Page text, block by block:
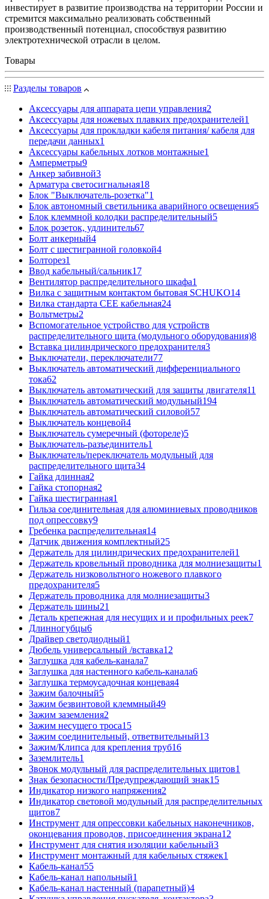
инвестирует в развитие производства на территории России и
стремится максимально реализовать собственный
производственный потенциал, способствуя развитию
электротехнической отрасли в целом.
Товары
Разделы товаров
Аксессуары для аппарата цепи управления2
Аксессуары для ножевых плавких предохранителей1
Аксессуары для прокладки кабеля питания/ кабеля для
передачи данных1
Аксессуары кабельных лотков монтажные1
Амперметры9
Анкер забивной3
Арматура светосигнальная18
Блок "Выключатель-розетка"1
Блок автономный светильника аварийного освещения5
Блок клеммной колодки распределительный5
Блок розеток, удлинитель67
Болт анкерный4
Болт с шестигранной головкой4
Болторез1
Ввод кабельный/сальник17
Вентилятор распределительного шкафа1
Вилка с защитным контактом бытовая SCHUKO14
Вилка стандарта CEE кабельная24
Вольтметры2
Вспомогательное устройство для устройств
распределительного щита (модульного оборудования)8
Вставка цилиндрического предохранителя3
Выключатели, переключатели77
Выключатель автоматический дифференциального
тока62
Выключатель автоматический для защиты двигателя11
Выключатель автоматический модульный194
Выключатель автоматический силовой57
Выключатель концевой4
Выключатель сумеречный (фотореле)5
Выключатель-разъединитель1
Выключатель/переключатель модульный для
распределительного щита34
Гайка длинная2
Гайка стопорная2
Гайка шестигранная1
Гильза соединительная для алюминиевых проводников
под опрессовку9
Гребенка распределительная14
Датчик движения комплектный25
Держатель для цилиндрических предохранителей1
Держатель кровельный проводника для молниезащиты1
Держатель низковольтного ножевого плавкого
предохранителя5
Держатель проводника для молниезащиты3
Держатель шины21
Деталь крепежная для несущих и и профильных реек7
Длинногубцы6
Драйвер светодиодный1
Дюбель универсальный /вставка12
Заглушка для кабель-канала7
Заглушка для настенного кабель-канала6
Заглушка термоусадочная концевая4
Зажим балочный5
Зажим безвинтовой клеммный49
Зажим заземления2
Зажим несущего троса15
Зажим соединительный, ответвительный13
Зажим/Клипса для крепления труб16
Заземлитель1
Звонок модульный для распределительных щитов1
Знак безопасности/Предупреждающий знак15
Индикатор низкого напряжения2
Индикатор световой модульный для распределительных
щитов7
Инструмент для опрессовки кабельных наконечников,
оконцевания проводов, присоединения экрана12
Инструмент для снятия изоляции кабельный3
Инструмент монтажный для кабельных стяжек1
Кабель-канал55
Кабель-канал напольный1
Кабель-канал настенный (парапетный)4